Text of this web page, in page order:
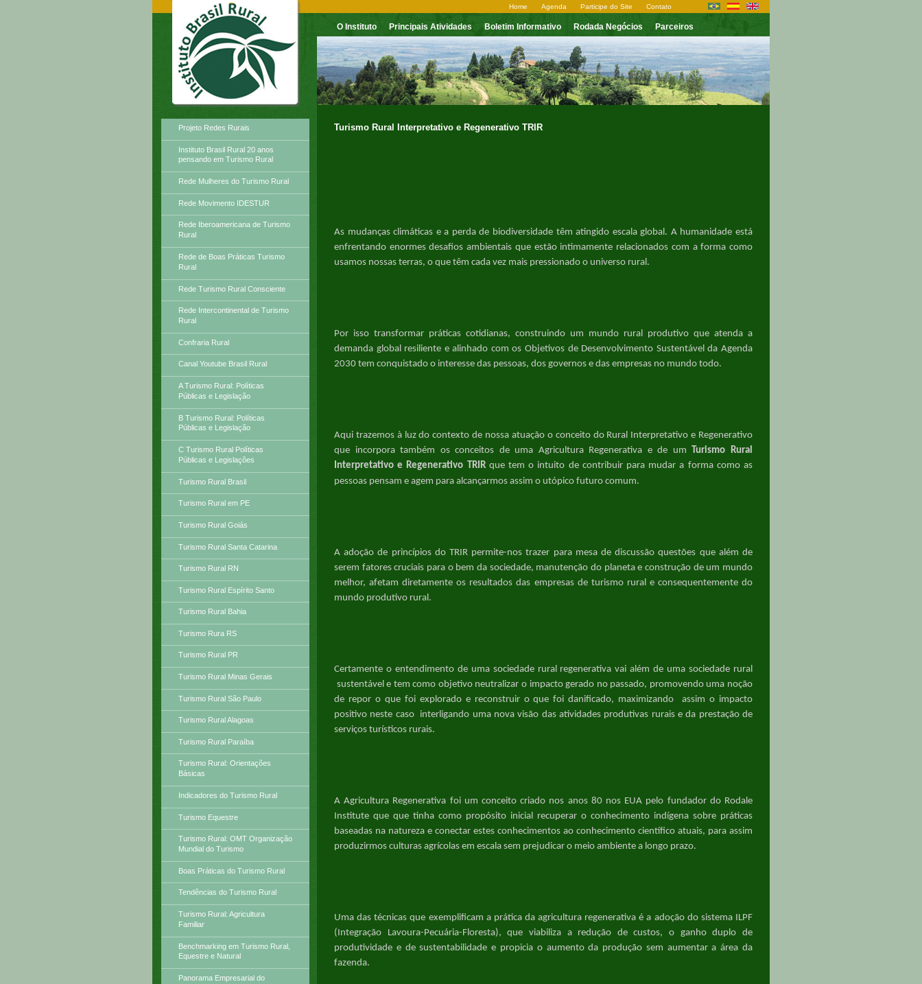
O Instituto Principais Atividades Boletim Informativo Rodada Negócios Parceiros
Home Agenda Participe do Site Contato
Principais Atividades
Projeto Redes Rurais
Instituto Brasil Rural 20 anos
pensando em Turismo Rural
Rede Mulheres do Turismo Rural
Rede Movimento IDESTUR
Rede Iberoamericana de Turismo
Rural
Rede de Boas Práticas Turismo
Rural
Rede Turismo Rural Consciente
Rede Intercontinental de Turismo
Rural
Confraria Rural
Canal Youtube Brasil Rural
A Turismo Rural: Políticas
Públicas e Legislação
B Turismo Rural: Políticas
Públicas e Legislação
C Turismo Rural Políticas
Públicas e Legislações
Turismo Rural Brasil
Turismo Rural em PE
Turismo Rural Goiás
Turismo Rural Santa Catarina
Turismo Rural RN
Turismo Rural Espírito Santo
Turismo Rural Bahia
Turismo Rura RS
Turismo Rural PR
Turismo Rural Minas Gerais
Turismo Rural São Paulo
Turismo Rural Alagoas
Turismo Rural Paraíba
Turismo Rural: Orientações
Básicas
Indicadores do Turismo Rural
Turismo Equestre
Turismo Rural: OMT Organização
Mundial do Turismo
Boas Práticas do Turismo Rural
Tendências do Turismo Rural
Turismo Rural: Agricultura
Familiar
Benchmarking em Turismo Rural,
Equestre e Natural
Panorama Empresarial do
Turismo Rural Interpretativo e Regenerativo TRIR
As mudanças climáticas e a perda de biodiversidade têm atingido escala global. A humanidade está
enfrentando enormes desafios ambientais que estão intimamente relacionados com aforma como
usamos nossas terras, o que têm cada vez mais pressionado o universo rural.
Por isso transformar práticas cotidianas, construindo um mundo rural produtivo que atenda a
demanda global resiliente e alinhado com os Objetivos de Desenvolvimento Sustentável da Agenda
2030 tem conquistado o interesse das pessoas, dos governos e das empresas no mundo todo.
Aqui trazemos à luz do contexto de nossa atuação o conceito do Rural Interpretativo e Regenerativo
que incorpora também os conceitos de uma Agricultura Regenerativa e de um
Turismo Rural
Interpretativo eRegenerativo TRIR que tem o intuito de contribuir para mudar a forma como as
pessoas pensam e agem para alcançarmos assim o utópico futuro comum.
A adoção de princípios do TRIR permite-nos trazer para mesa de discussão questões que além de
serem fatores cruciais para o bem da sociedade, manutenção do planeta e construção de um mundo
melhor, afetam diretamente os resultados das empresas de turismo rural e consequentemente do
mundo produtivo rural.
Certamente o entendimento de uma sociedade rural regenerativa vai além de uma sociedade rural
sustentávele tem como objetivo neutralizar o impacto gerado no passado, promovendo uma noção
de repor o que foi explorado e reconstruir o que foi danificado, maximizando
assimo impacto
positivo neste caso interligando uma nova visão das atividades produtivas rurais e da prestação de
serviços turísticos rurais.
A Agricultura Regenerativa foi um conceito criado nos anos 80 nos EUA pelo fundador do Rodale
Institute que que tinha como propósito inicial
recuperar o conhecimento indígena sobre práticas
baseadas na natureza e conectar estes conhecimentos ao conhecimento científico atuais, para assim
produzirmos culturas agrícolas em escala sem prejudicar o meio ambiente a longo prazo.
Uma das técnicas que exemplificam a prática da agricultura regenerativa é a adoção do sistema ILPF
(Integração Lavoura-Pecuária-Floresta), que viabiliza a redução de custos, o ganho duplo de
produtividade e de sustentabilidade e propicia o aumento da produção sem aumentar a área da
fazenda.